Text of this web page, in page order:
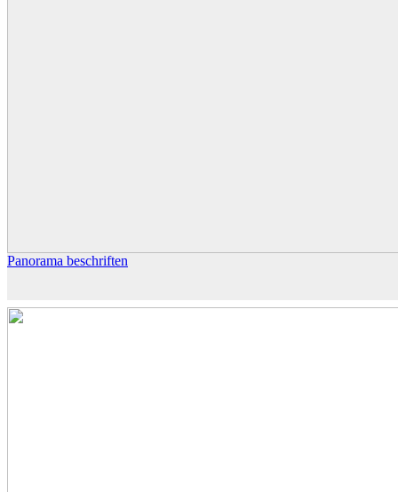
Panorama beschriften